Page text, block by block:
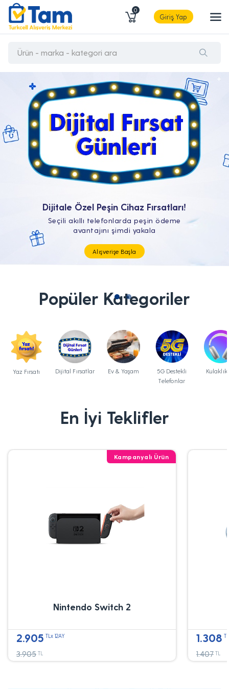
0
Giriş Yap
Tüm Teknolojik İhtiyaçların Tam'da
Popüler Kategoriler
Yaz Fırsatı Dijital Fırsatlar Ev & Yaşam
5G Destekli
Telefonlar
En İyi Teklifler
Kampanyalı Ürün
Nintendo Switch 2
2.905 TLx 12AY
3.905 TL
1.308
1.407 TL